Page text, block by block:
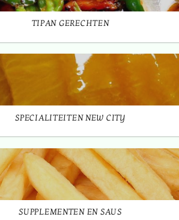
TIPAN GERECHTEN
SPECIALITEITEN NEW CITY
SUPPLEMENTEN EN SAUS